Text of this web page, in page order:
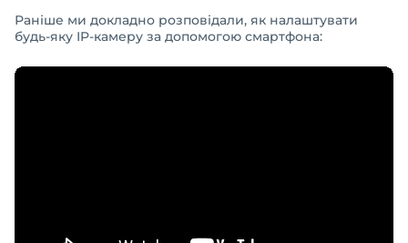
Раніше ми докладно розповідали, як налаштувати
будь-яку IP-камеру за допомогою смартфона: